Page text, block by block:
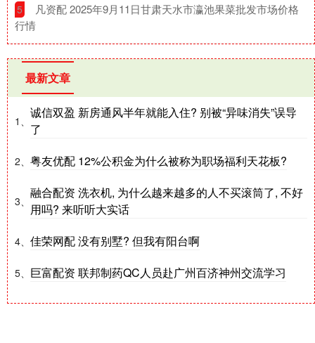
5
​凡资配 2025年9月11日甘肃天水市瀛池果菜批发市场价格
行情
最新文章
1、
诚信双盈 新房通风半年就能入住? 别被“异味消失”误导
了
2、 粤友优配 12%公积金为什么被称为职场福利天花板?
3、
融合配资 洗衣机, 为什么越来越多的人不买滚筒了, 不好
用吗? 来听听大实话
4、 佳荣网配 没有别墅? 但我有阳台啊
5、 巨富配资 联邦制药QC人员赴广州百济神州交流学习